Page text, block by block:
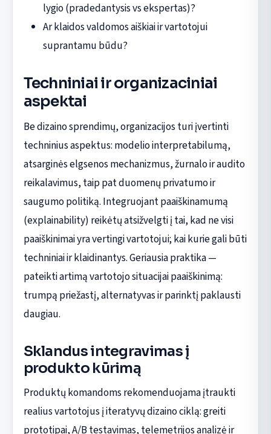
lygio (pradedantysis vs ekspertas)?
Ar klaidos valdomos aiškiai ir vartotojui
suprantamu būdu?
Techniniai ir organizaciniai
aspektai
Be dizaino sprendimų, organizacijos turi įvertinti
techninius aspektus: modelio interpretabilumą,
atsarginės elgsenos mechanizmus, žurnalo ir audito
reikalavimus, taip pat duomenų privatumo ir
saugumo politiką. Integruojant paaiškinamumą
(explainability) reikėtų atsižvelgti į tai, kad ne visi
paaiškinimai yra vertingi vartotojui; kai kurie gali būti
techniniai ir klaidinantys. Geriausia praktika —
pateikti artimą vartotojo situacijai paaiškinimą:
trumpą priežastį, alternatyvas ir parinktį paklausti
daugiau.
Sklandus integravimas į
produkto kūrimą
Produktų komandoms rekomenduojama įtraukti
realius vartotojus į iteratyvų dizaino ciklą: greiti
prototipai, A/B testavimas, telemetrijos analizė ir